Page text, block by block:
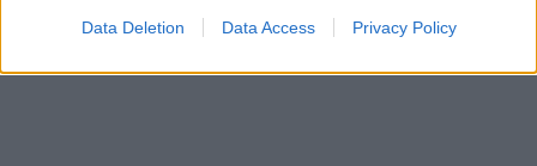
Data Deletion Data Access Privacy Policy